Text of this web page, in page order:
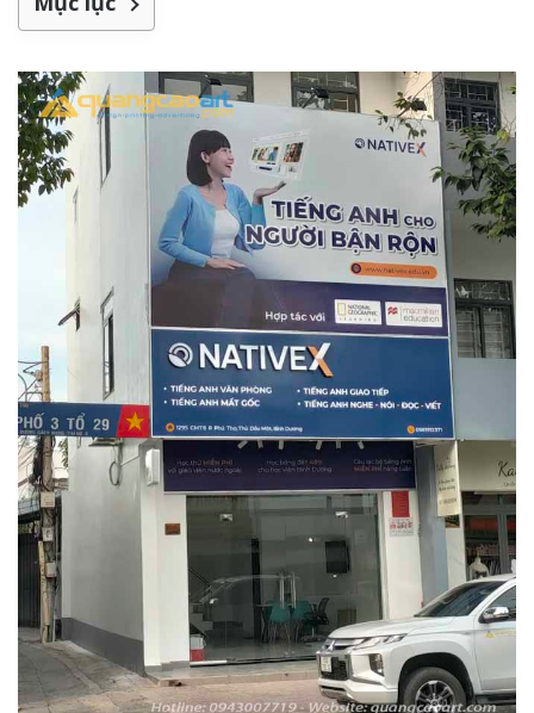
Nghệ An
Thi công
cáo Vinh
Làm biển
Nghệ An giá
Thi Công
Nghệ An Nâng Tầm
Hiệu
Làm Biển
Rẻ Tại Vinh Giải Pháp
Quả